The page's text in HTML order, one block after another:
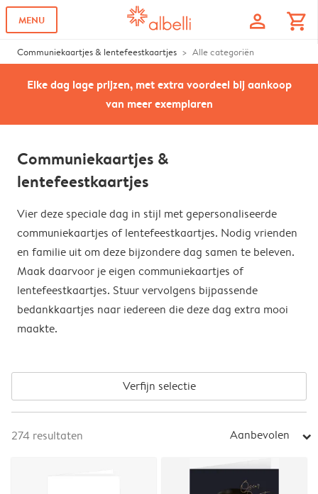
MENU profile shopping_cart
Communiekaartjes & lentefeestkaartjes Alle categoriën
Elke dag lage prijzen, met extra voordeel bij aankoop
van meer exemplaren
Communiekaartjes &
lentefeestkaartjes
Vier deze speciale dag in stijl met gepersonaliseerde
communiekaartjes of lentefeestkaartjes. Nodig vrienden
en familie uit om deze bijzondere dag samen te beleven.
Maak daarvoor je eigen communiekaartjes of
lentefeestkaartjes. Stuur vervolgens bijpassende
bedankkaartjes naar iedereen die deze dag extra mooi
maakte.
Verfijn selectie
274 resultaten Aanbevolen arrow_right